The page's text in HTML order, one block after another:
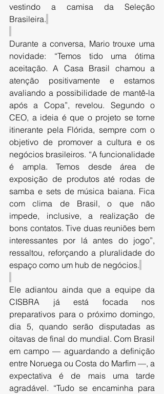
vestindo a camisa da Seleção
Brasileira.
Durante a conversa, Mario trouxe uma
novidade: “Temos tido uma ótima
aceitação. A Casa Brasil chamou a
atenção positivamente e estamos
avaliando a possibilidade de mantê-la
após a Copa”, revelou. Segundo o
CEO, a ideia é que o projeto se torne
itinerante pela Flórida, sempre com o
objetivo de promover a cultura e os
negócios brasileiros. “A funcionalidade
é ampla. Temos desde área de
exposição de produtos até rodas de
samba e sets de música baiana. Fica
com clima de Brasil, o que não
impede, inclusive, a realização de
bons contatos. Tive duas reuniões bem
interessantes por lá antes do jogo”,
ressaltou, reforçando a pluralidade do
espaço como um hub de negócios.
Ele adiantou ainda que a equipe da
CISBRA já está focada nos
preparativos para o próximo domingo,
dia 5, quando serão disputadas as
oitavas de final do mundial. Com Brasil
em campo — aguardando a definição
entre Noruega ou Costa do Marfim —, a
expectativa é de mais uma tarde
agradável. “Tudo se encaminha para